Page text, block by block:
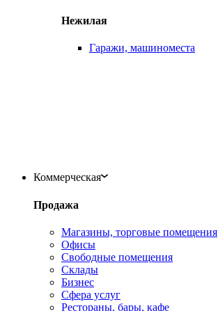
Нежилая
Гаражи, машиноместа
Коммерческая
Продажа
Магазины, торговые помещения
Офисы
Свободные помещения
Склады
Бизнес
Сфера услуг
Рестораны, бары, кафе